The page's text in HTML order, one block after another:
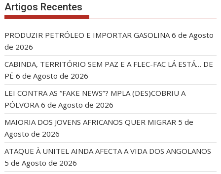
Artigos Recentes
PRODUZIR PETRÓLEO E IMPORTAR GASOLINA 6 de Agosto
de 2026
CABINDA, TERRITÓRIO SEM PAZ E A FLEC-FAC LÁ ESTÁ… DE
PÉ 6 de Agosto de 2026
LEI CONTRA AS “FAKE NEWS”? MPLA (DES)COBRIU A
PÓLVORA 6 de Agosto de 2026
MAIORIA DOS JOVENS AFRICANOS QUER MIGRAR 5 de
Agosto de 2026
ATAQUE À UNITEL AINDA AFECTA A VIDA DOS ANGOLANOS
5 de Agosto de 2026